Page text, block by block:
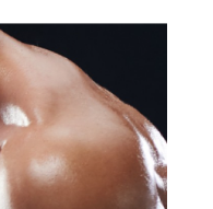
e
b
o
o
k
er